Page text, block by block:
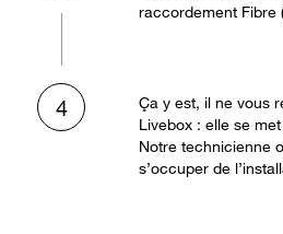
raccordement Fibre
4
Ça y est, il ne vous
Livebox : elle se
Notre technicienne
s’occuper de